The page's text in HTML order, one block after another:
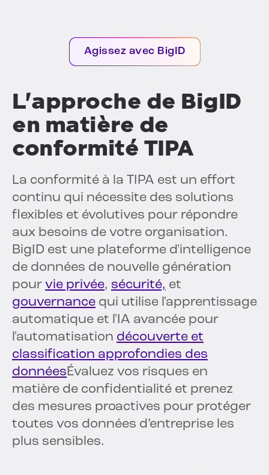
Agissez avec BigID
L'approche de BigID
en matière de
conformité TIPA
La conformité à la TIPA est un effort
continu qui nécessite des solutions
flexibles et évolutives pour répondre
aux besoins de votre organisation.
BigID est une plateforme d'intelligence
de données de nouvelle génération
pour vie privée, sécurité, et
gouvernance qui utilise l'apprentissage
automatique et l'IA avancée pour
l'automatisation découverte et
classification approfondies des
donnéesÉvaluez vos risques en
matière de confidentialité et prenez
des mesures proactives pour protéger
toutes vos données d’entreprise les
plus sensibles.